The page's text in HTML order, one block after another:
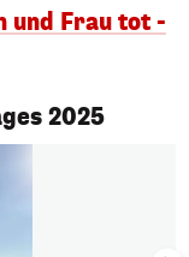
und Frau tot -
2025